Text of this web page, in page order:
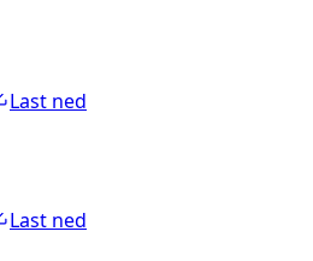
Last ned
Last ned